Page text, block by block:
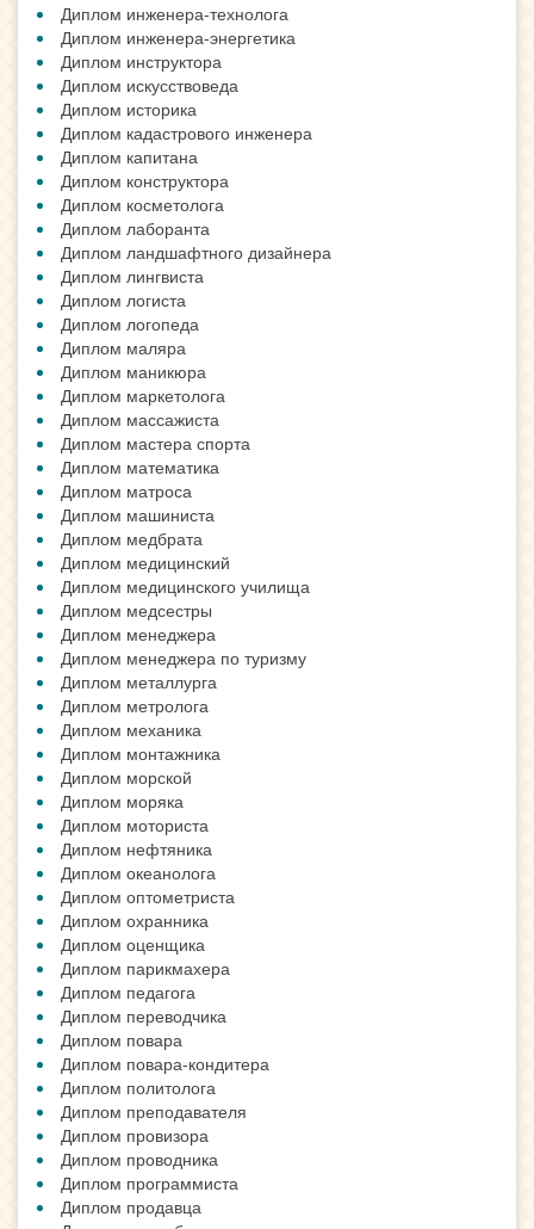
Диплом инженера-технолога
Диплом инженера-энергетика
Диплом инструктора
Диплом искусствоведа
Диплом историка
Диплом кадастрового инженера
Диплом капитана
Диплом конструктора
Диплом косметолога
Диплом лаборанта
Диплом ландшафтного дизайнера
Диплом лингвиста
Диплом логиста
Диплом логопеда
Диплом маляра
Диплом маникюра
Диплом маркетолога
Диплом массажиста
Диплом мастера спорта
Диплом математика
Диплом матроса
Диплом машиниста
Диплом медбрата
Диплом медицинский
Диплом медицинского училища
Диплом медсестры
Диплом менеджера
Диплом менеджера по туризму
Диплом металлурга
Диплом метролога
Диплом механика
Диплом монтажника
Диплом морской
Диплом моряка
Диплом моториста
Диплом нефтяника
Диплом океанолога
Диплом оптометриста
Диплом охранника
Диплом оценщика
Диплом парикмахера
Диплом педагога
Диплом переводчика
Диплом повара
Диплом повара-кондитера
Диплом политолога
Диплом преподавателя
Диплом провизора
Диплом проводника
Диплом программиста
Диплом продавца